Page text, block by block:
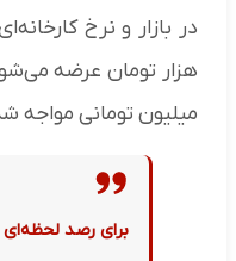
میلیون تومانی مواجه
برای رصد لحظه‌ای